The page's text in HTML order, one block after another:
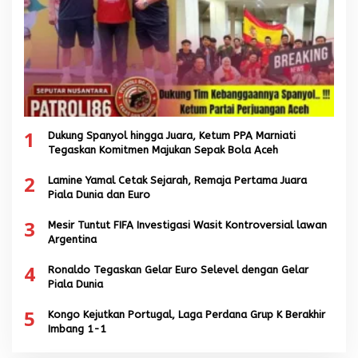
1
Dukung Spanyol hingga Juara, Ketum PPA Marniati
Tegaskan Komitmen Majukan Sepak Bola Aceh
2
Lamine Yamal Cetak Sejarah, Remaja Pertama Juara
Piala Dunia dan Euro
3
Mesir Tuntut FIFA Investigasi Wasit Kontroversial lawan
Argentina
4
Ronaldo Tegaskan Gelar Euro Selevel dengan Gelar
Piala Dunia
5
Kongo Kejutkan Portugal, Laga Perdana Grup K Berakhir
Imbang 1-1